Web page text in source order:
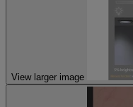
View larger image